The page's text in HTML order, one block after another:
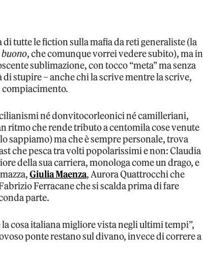
di tutte le fiction sulla mafia da reti generaliste (la
, che comunque vorrei vedere subito), ma in
sublimazione, con tocco “meta” ma senza
stupire – anche chi la scrive mentre la scrive,
compiacimento.
né donvitocorleonici né camilleriani,
ritmo che rende tributo a centomila cose venute
sappiamo) ma che è sempre personale, trova
che pesca tra volti popolarissimi e non: Claudia
della sua carriera, monologa come un drago, e
Giulia Maenza, Aurora Quattrocchi che
Ferracane che si scalda prima di fare
parte.
cosa italiana migliore vista negli ultimi tempi”,
ponte restano sul divano, invece di correre a